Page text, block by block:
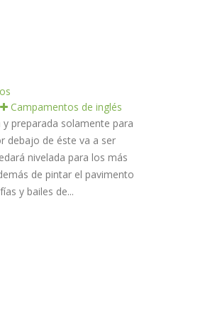
Campamentos de inglés
preparada solamente para
debajo de éste va a ser
nivelada para los más
de pintar el pavimento
y bailes de...